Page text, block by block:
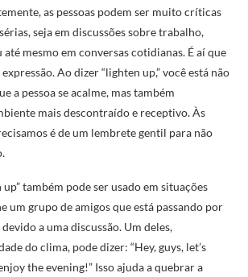
as pessoas podem ser muito críticas
seja em discussões sobre trabalho,
mesmo em conversas cotidianas. É aí que
Ao dizer “lighten up,” você está não
a pessoa se acalme, mas também
mais descontraído e receptivo. Às
é de um lembrete gentil para não
também pode ser usado em situações
um grupo de amigos que está passando por
a uma discussão. Um deles,
do clima, pode dizer: “Hey, guys, let’s
the evening!” Isso ajuda a quebrar a